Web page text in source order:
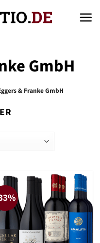
GmbH
& Franke GmbH